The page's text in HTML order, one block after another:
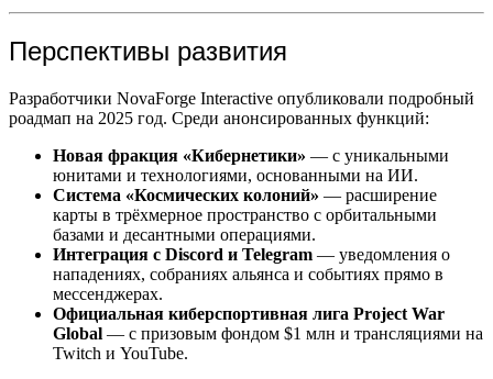
Перспективы развития
Разработчики NovaForge Interactive опубликовали подробный
роадмап на 2025 год. Среди анонсированных функций:
Новая фракция «Кибернетики» — с уникальными
юнитами и технологиями, основанными на ИИ.
Система «Космических колоний» — расширение
карты в трёхмерное пространство с орбитальными
базами и десантными операциями.
Интеграция с Discord и Telegram — уведомления о
нападениях, собраниях альянса и событиях прямо в
мессенджерах.
Официальная киберспортивная лига Project War
Global — с призовым фондом $1 млн и трансляциями на
Twitch и YouTube.